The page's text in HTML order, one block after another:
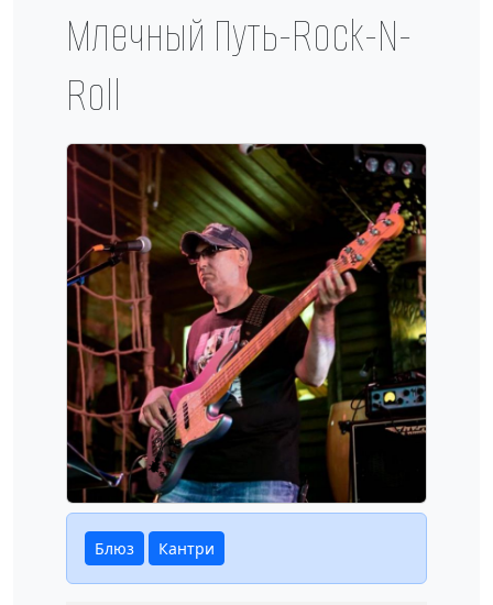
Млечный Путь-Rock-N-
Roll
Блюз Кантри